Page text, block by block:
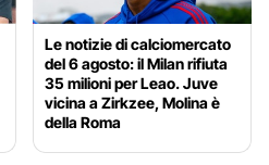
Le notizie di calciomercato
del 6 agosto: il Milan rifiuta
35 milioni per Leao. Juve
vicina a Zirkzee, Molina è
della Roma